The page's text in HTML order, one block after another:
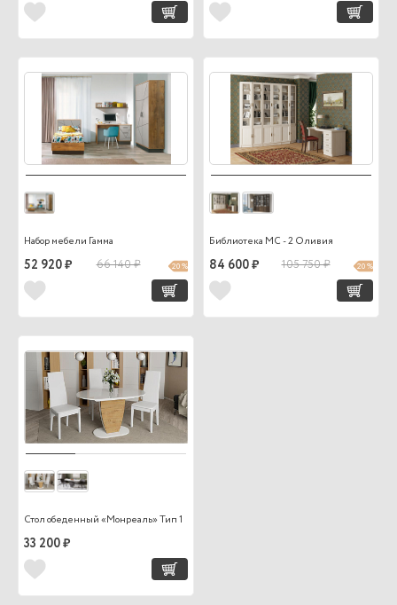
Набор мебели Гамма
52 920 ₽ 66 140 ₽ 20 %
Библиотека МС - 2 Оливия
84 600 ₽ 105 750 ₽ 20 %
Стол обеденный «Монреаль» Тип 1
33 200 ₽